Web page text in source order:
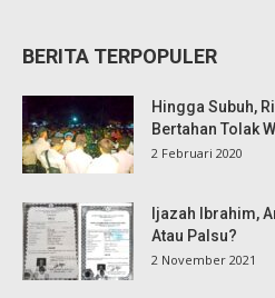
BERITA TERPOPULER
Hingga Subuh,
Bertahan Tolak
2 Februari 2020
Ijazah Ibrahim,
Atau Palsu?
2 November 2021